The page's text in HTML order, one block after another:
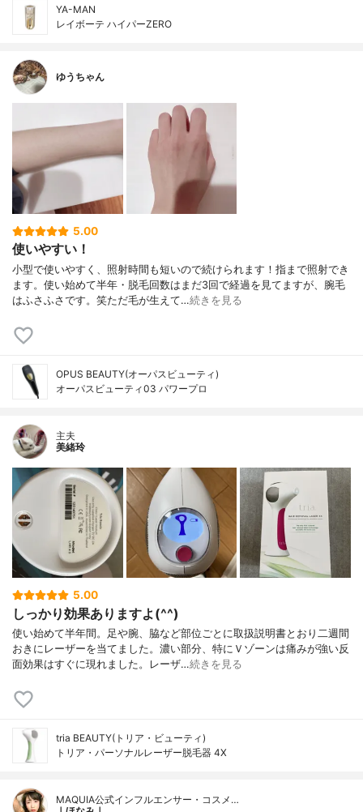
YA-MAN
レイボーテ ハイパーZERO
ゆうちゃん
5.00
使いやすい！
小型で使いやすく、照射時間も短いので続けられます！指まで照射でき
ます。使い始めて半年・脱毛回数はまだ3回で経過を見てますが、腕毛
はふさふさです。笑ただ毛が生えて…続きを見る
OPUS BEAUTY(オーパスビューティ)
オーパスビューティ03 パワープロ
主夫
美緒玲
5.00
しっかり効果ありますよ(^^)
使い始めて半年間。足や腕、脇など部位ごとに取扱説明書とおり二週間
おきにレーザーを当てました。濃い部分、特にＶゾーンは痛みが強い反
面効果はすぐに現れました。レーザ…続きを見る
tria BEAUTY(トリア・ビューティ)
トリア・パーソナルレーザー脱毛器 4X
MAQUIA公式インフルエンサー・コスメ…